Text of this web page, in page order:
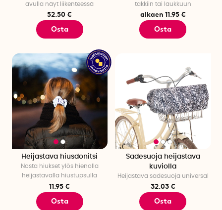
avulla näyt liikenteessä
52.50 €
Osta
takkiin tai laukkuun
alkaen 11.95 €
Osta
Heijastava hiusdonitsi
Nosta hiukset ylös hienolla
heijastavalla hiustupsulla
11.95 €
Osta
Sadesuoja heijastava
kuviolla
Heijastava sadesuoja universal
32.03 €
Osta